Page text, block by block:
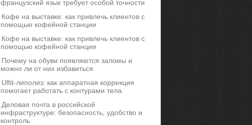
французский язык требует особой точности
Кофе на выставке: как привлечь клиентов с
помощью кофейной станции
Кофе на выставке: как привлечь клиентов с
помощью кофейной станции
Почему на обуви появляются заломы и
можно ли от них избавиться
Ulfit-липолиз: как аппаратная коррекция
помогает работать с контурами тела
Деловая почта в российской
инфраструктуре: безопасность, удобство и
контроль